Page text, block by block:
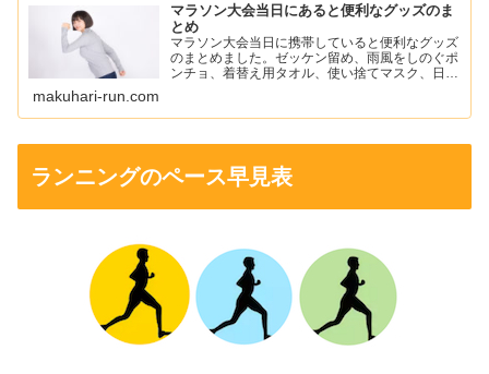
マラソン大会当日にあると便利なグッズのま
とめ
マラソン大会当日に携帯していると便利なグッズ
のまとめました。ゼッケン留め、雨風をしのぐポ
ンチョ、着替え用タオル、使い捨てマスク、日焼
makuhari-run.com
ランニングのペース早見表